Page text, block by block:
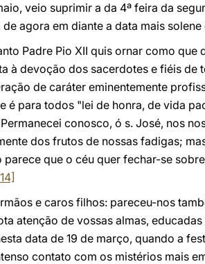
veio suprimir a da 4ª feira da
agora em diante a data mais
Padre Pio XII quis ornar como
à devoção dos sacerdotes e fiéis de
de caráter eminentemente
é para todos "lei de honra, de vida
conosco, ó s. José, nos
dos frutos de nossas fadigas;
que o céu quer fechar-se
e caros filhos: pareceu-nos
atenção de vossas almas,
data de 19 de março, quando a
contato com os mistérios mais